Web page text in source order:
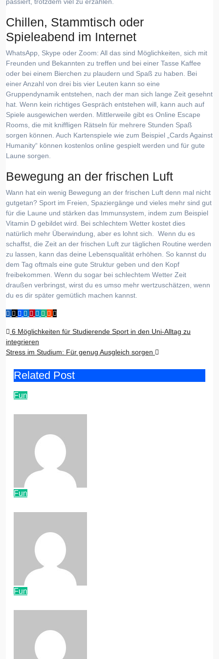
Chillen, Stammtisch oder
Spieleabend im Internet
WhatsApp, Skype oder Zoom: All das sind Möglichkeiten, sich mit
Freunden und Bekannten zu treffen und bei einer Tasse Kaffee
oder bei einem Bierchen zu plaudern und Spaß zu haben. Bei
einer Anzahl von drei bis vier Leuten kann so eine
Gruppendynamik entstehen, nach der man sich lange Zeit gesehnt
hat. Wenn kein richtiges Gespräch entstehen will, kann auch auf
Spiele ausgewichen werden. Mittlerweile gibt es Online Escape
Rooms, die mit kniffligen Rätseln für mehrere Stunden Spaß
sorgen können. Auch Kartenspiele wie zum Beispiel „Cards Against
Humanity“ können kostenlos online gespielt werden und für gute
Laune sorgen.
Bewegung an der frischen Luft
Wann hat ein wenig Bewegung an der frischen Luft denn mal nicht
gutgetan? Sport im Freien, Spaziergänge und vieles mehr sind gut
für die Laune und stärken das Immunsystem, indem zum Beispiel
Vitamin D gebildet wird. Bei schlechtem Wetter kostet dies
natürlich mehr Überwindung, aber es lohnt sich. Wenn du es
schaffst, die Zeit an der frischen Luft zur täglichen Routine werden
zu lassen, kann das deine Lebensqualität erhöhen. So kannst du
dem Tag oftmals eine gute Struktur geben und den Kopf
freibekommen. Wenn du sogar bei schlechtem Wetter Zeit
draußen verbringst, wirst du es umso mehr wertzuschätzen, wenn
du es dir später gemütlich machen kannst.
Beitragsnavigation
6 Möglichkeiten für Studierende Sport in den Uni-Alltag zu
integrieren
Stress im Studium: Für genug Ausgleich sorgen
Related Post
Fun
Fun
Fun